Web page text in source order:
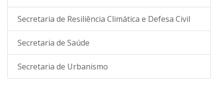
Secretaria de Resiliência Climática e Defesa Civil
Secretaria de Saúde
Secretaria de Urbanismo